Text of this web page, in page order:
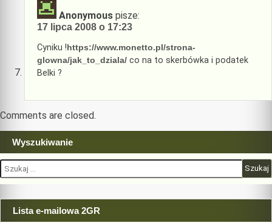
Anonymous pisze:
17 lipca 2008 o 17:23
Cyniku !https://www.monetto.pl/strona-
glowna/jak_to_dziala/ co na to skerbówka i podatek
Belki ?
Comments are closed.
Wyszukiwanie
Szukaj:
Lista e-mailowa 2GR